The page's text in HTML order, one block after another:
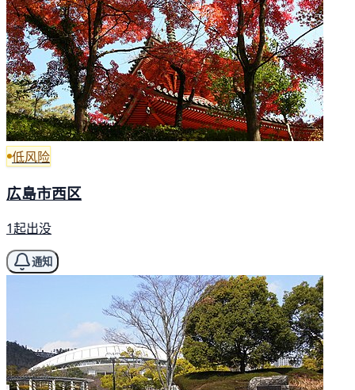
低风险
広島市西区
1起出没
通知